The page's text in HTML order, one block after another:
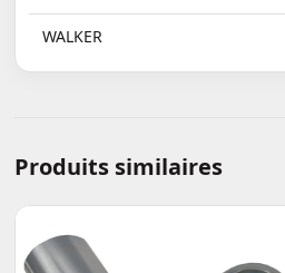
WALKER
Produits similaires